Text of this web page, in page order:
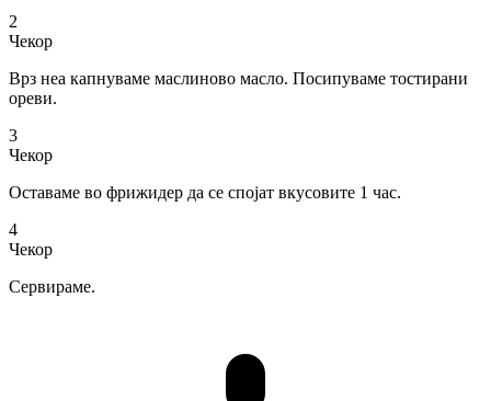
2
Чекор
Врз неа капнуваме маслиново масло. Посипуваме тостирани
ореви.
3
Чекор
Оставаме во фрижидер да се спојат вкусовите 1 час.
4
Чекор
Сервираме.